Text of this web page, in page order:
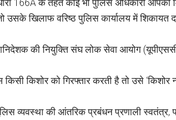
166A के तहत कोई भी पुलिस अधिकारी
उसके खिलाफ वरिष्ठ पुलिस कार्यालय में शिकायत
की नियुक्ति संघ लोक सेवा आयोग
किसी किशोर को गिरफ्तार करती है तो उसे ‘किशोर
व्यवस्था की आंतरिक प्रबंधन प्रणाली स्वतंत्र,